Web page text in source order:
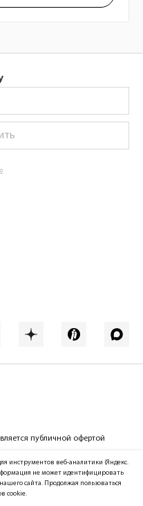
публичной офертой
сайт компании
Group™
инструментов веб-аналитики (Яндекс.
не может идентифицировать
сайта. Продолжая пользоваться
cookie.